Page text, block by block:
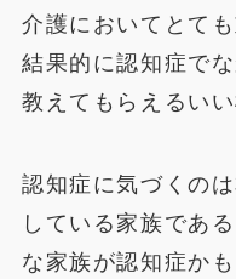
介護においてとて
結果的に認知症で
教えてもらえるい
認知症に気づくの
している家族であ
な家族が認知症か